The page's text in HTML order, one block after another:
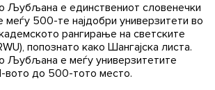
Љубљана е единствениот словенечки
меѓу 500-те најдобри универзитети во
рангирање на светските
попознато како Шангајска листа.
Љубљана е меѓу универзитетите
вото до 500-тото место.